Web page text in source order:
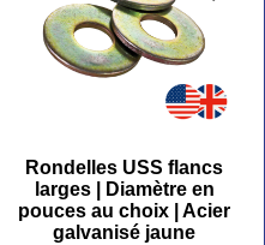
Rondelles USS flancs
larges | Diamètre en
pouces au choix | Acier
galvanisé jaune